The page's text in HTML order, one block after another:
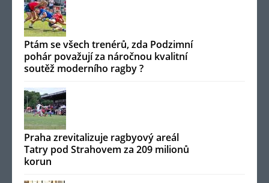
Ptám se všech trenérů, zda Podzimní
pohár považují za náročnou kvalitní
soutěž moderního ragby ?
Praha zrevitalizuje ragbyový areál
Tatry pod Strahovem za 209 milionů
korun